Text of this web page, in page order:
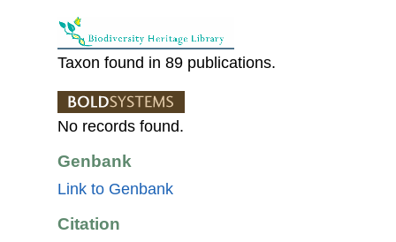
Taxon found in 89 publications.
No records found.
Genbank
Link to Genbank
Citation